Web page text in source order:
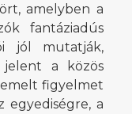
amelyben a
fantáziadús
jól mutatják,
a közös
figyelmet
egyediségre, a